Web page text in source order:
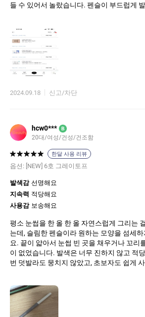
들 수 있어서 놀랐습니다. 펜슬이 부드럽게
특히, 브로우 펜슬의 색감이 너무 강하지 않
울렸고, 원하는 만큼 강도를 조절할 수 있어
러쉬가 함께 있어 눈썹을 정리하고 블렌딩하
지속력도 좋고, 땀이나 습기에도 잘 지워지지
수 있어 만족스러웠어요.
연스러운 마무리를 원하는 분들에게 추천하
으로도 계속 사용할 계획이에요!
2024.09.18 신고/차단
hcw0*** B
20대/여성/건성/건조함
한달 사용 리뷰
옵션: [NEW] 6호 그레이토프
발색감 선명해요
지속력 적당해요
사용감 보송해요
평소 눈썹을 한 올 한 올 자연스럽게 그리는
는데, 슬림한 펜슬이라 원하는 모양을 섬세
요. 끝이 얇아서 눈썹 빈 곳을 채우거나 꼬리
이 없었습니다. 발색은 너무 진하지 않고 적당히 자연스러워 여러
번 덧발라도 뭉치지 않았고, 초보자도 쉽게
요. 심도 너무 무르지 않아서 쉽게 부러지지
하면서 자연스럽게 블렌딩해 주면 원래 내 눈
러웠어요. 시간이 지나도 번짐이 심하지 않아
썹을 유지할 수 있었습니다.